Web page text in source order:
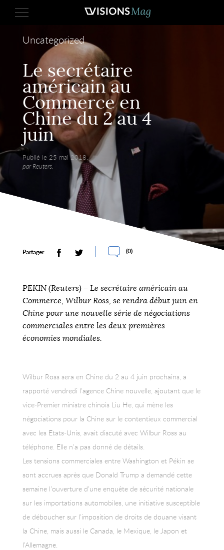
Uncategorized
Le secrétaire
américain au
Commerce en
Chine du 2 au 4
juin
Publié le 25 mai 2018,
par Reuters.
Partager (0)
PEKIN (Reuters) – Le secrétaire américain au
Commerce, Wilbur Ross, se rendra début juin en
Chine pour une nouvelle série de négociations
commerciales entre les deux premières
économies mondiales.
Wilbur Ross sera en Chine du 2 au 4 juin prochains, a
rapporté vendredi l’agence Chine nouvelle, ajoutant que le
vice-Premier ministre chinois Liu He, qui mène les
négociations pour la Chine sur le contentieux commercial
avec les Etats-Unis, avait discuté avec Wilbur Ross au
téléphone. Elle n’a pas donné de détails.
Les tensions commerciales entre Washington et Pékin se
sont accrues après que Donald Trump a demandé cette
semaine l’ouverture d’une enquête de sécurité nationale
sur les importations automobiles, une initiative susceptible
de déboucher sur l’imposition de droits de douane visant
la Chine, mais aussi le Canada, le Mexique, le Japon et
l’Allemagne.